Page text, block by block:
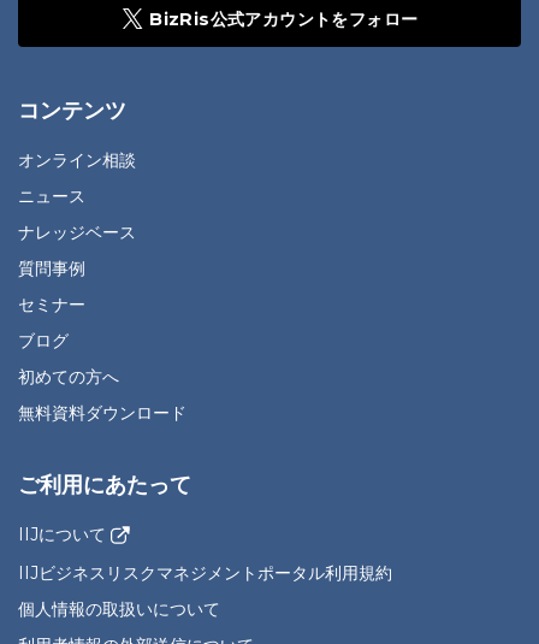
BizRis公式アカウントをフォロー
コンテンツ
オンライン相談
ニュース
ナレッジベース
質問事例
セミナー
ブログ
初めての方へ
無料資料ダウンロード
ご利用にあたって
IIJについて
IIJビジネスリスクマネジメントポータル利用規約
個人情報の取扱いについて